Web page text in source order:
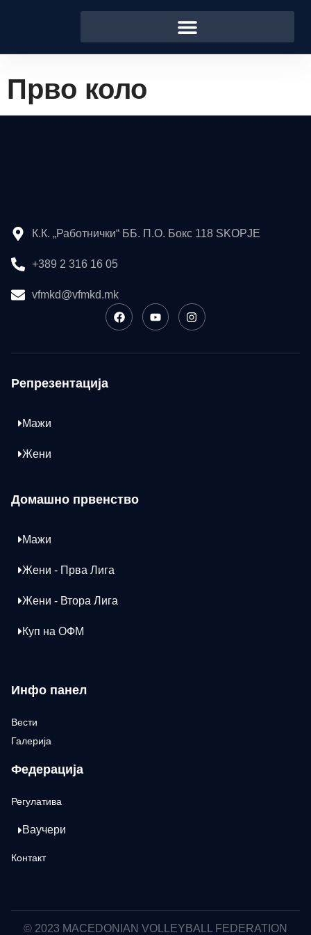
Прво коло
К.К. „Работнички“ ББ. П.О. Бокс 118 SKOPJE
+389 2 316 16 05
vfmkd@vfmkd.mk
Репрезентација
Мажи
Жени
Домашно првенство
Мажи
Жени - Прва Лига
Жени - Втора Лига
Куп на ОФМ
Инфо панел
Вести
Галерија
Федерација
Регулатива
Ваучери
Контакт
© 2023 MACEDONIAN VOLLEYBALL FEDERATION